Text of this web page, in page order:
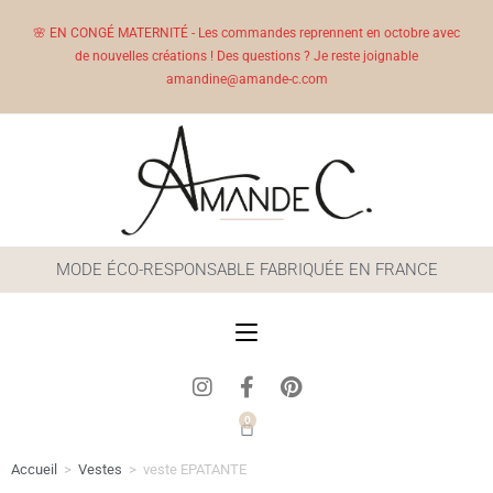
🌸 EN CONGÉ MATERNITÉ - Les commandes reprennent en octobre avec
de nouvelles créations ! Des questions ? Je reste joignable
amandine@amande-c.com
MODE ÉCO-RESPONSABLE FABRIQUÉE EN FRANCE
0
Accueil > Vestes > veste EPATANTE